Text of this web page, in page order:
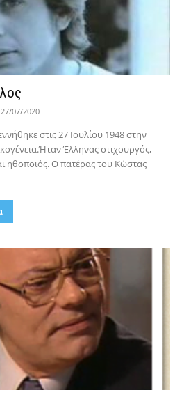
27/07/2020
στις 27 Ιουλίου 1948 στην
Έλληνας στιχουργός,
ηθοποιός. Ο πατέρας του Κώστας